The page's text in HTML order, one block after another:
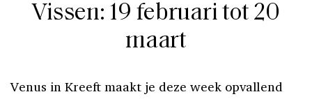
Vissen: 19 februari tot 20
maart
Venus in Kreeft maakt je deze week opvallend